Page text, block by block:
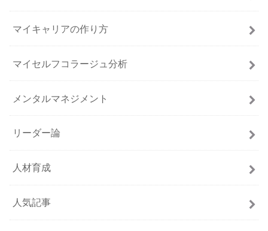
マイキャリアの作り方
マイセルフコラージュ分析
メンタルマネジメント
リーダー論
人材育成
人気記事